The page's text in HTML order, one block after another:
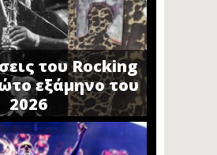
του Rocking
εξάμηνο του
2026